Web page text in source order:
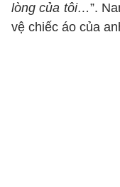
lòng của tôi…”.
vệ chiếc áo của